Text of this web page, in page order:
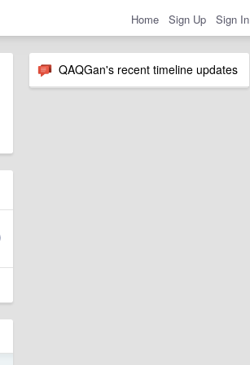
Home Sign Up Sign In
QAQGan's recent timeline updates